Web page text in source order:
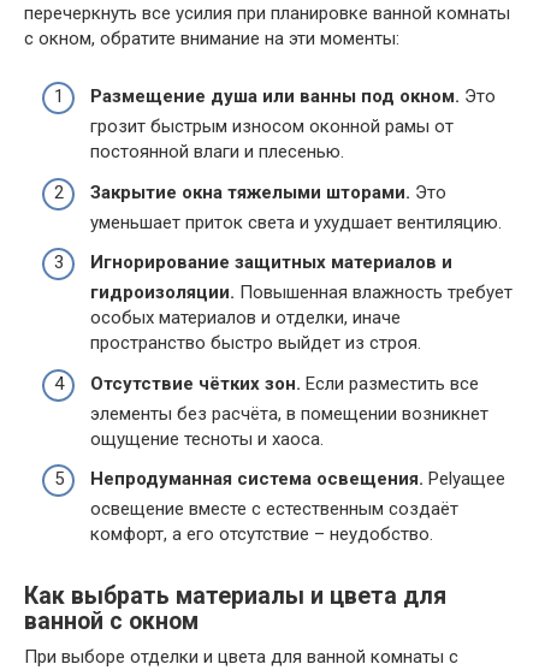
перечеркнуть все усилия при планировке ванной комнаты
с окном, обратите внимание на эти моменты:
Размещение душа или ванны под окном. Это
грозит быстрым износом оконной рамы от
постоянной влаги и плесенью.
Закрытие окна тяжелыми шторами. Это
уменьшает приток света и ухудшает вентиляцию.
Игнорирование защитных материалов и
гидроизоляции. Повышенная влажность требует
особых материалов и отделки, иначе
пространство быстро выйдет из строя.
Отсутствие чётких зон. Если разместить все
элементы без расчёта, в помещении возникнет
ощущение тесноты и хаоса.
Непродуманная система освещения. Рelyащeе
освещение вместе с естественным создаёт
комфорт, а его отсутствие – неудобство.
Как выбрать материалы и цвета для
ванной с окном
При выборе отделки и цвета для ванной комнаты с